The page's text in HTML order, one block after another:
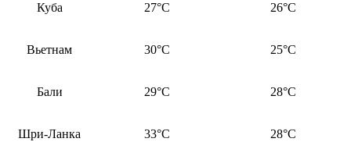
Куба 27°C 26°C
Вьетнам 30°C 25°C
Бали 29°C 28°C
Шри-Ланка 33°C 28°C